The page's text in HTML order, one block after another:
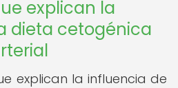
explican la
dieta cetogénica
explican la influencia de